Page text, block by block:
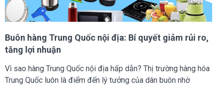
Buôn hàng Trung Quốc nội địa: Bí quyết giảm rủi ro,
tăng lợi nhuận
Vì sao hàng Trung Quốc nội địa hấp dẫn? Thị trường hàng hóa
Trung Quốc luôn là điểm đến lý tưởng của dân buôn nhờ